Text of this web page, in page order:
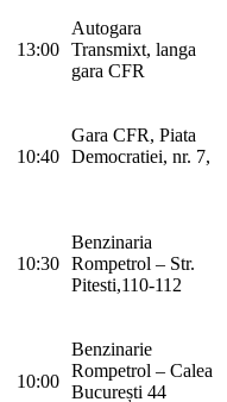
13:00
Autogara
Transmixt, langa
gara CFR
10:40
Gara CFR, Piata
Democratiei, nr. 7,
10:30
Benzinaria
Rompetrol – Str.
Pitesti,110-112
10:00
Benzinarie
Rompetrol – Calea
București 44